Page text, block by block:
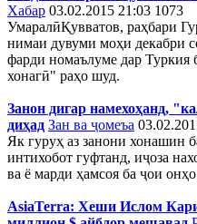
Хабар 03.02.2015 21:03 1073
УмаралӣҚувватов, раҳбари
нимаи дувуми моҳи декабри
фарди номаълуме дар Туркия
хонагӣ" раҳо шуд.
Занон дигар намехоҳанд,
диҳад Зан ва ҷомеъа
Як гуруҳ аз занони хонашин
интихобот гуфтанд, иҷоза
ва ё марди ҳамсоя ба ҷои
AsiaTerra: Хеши Ислом